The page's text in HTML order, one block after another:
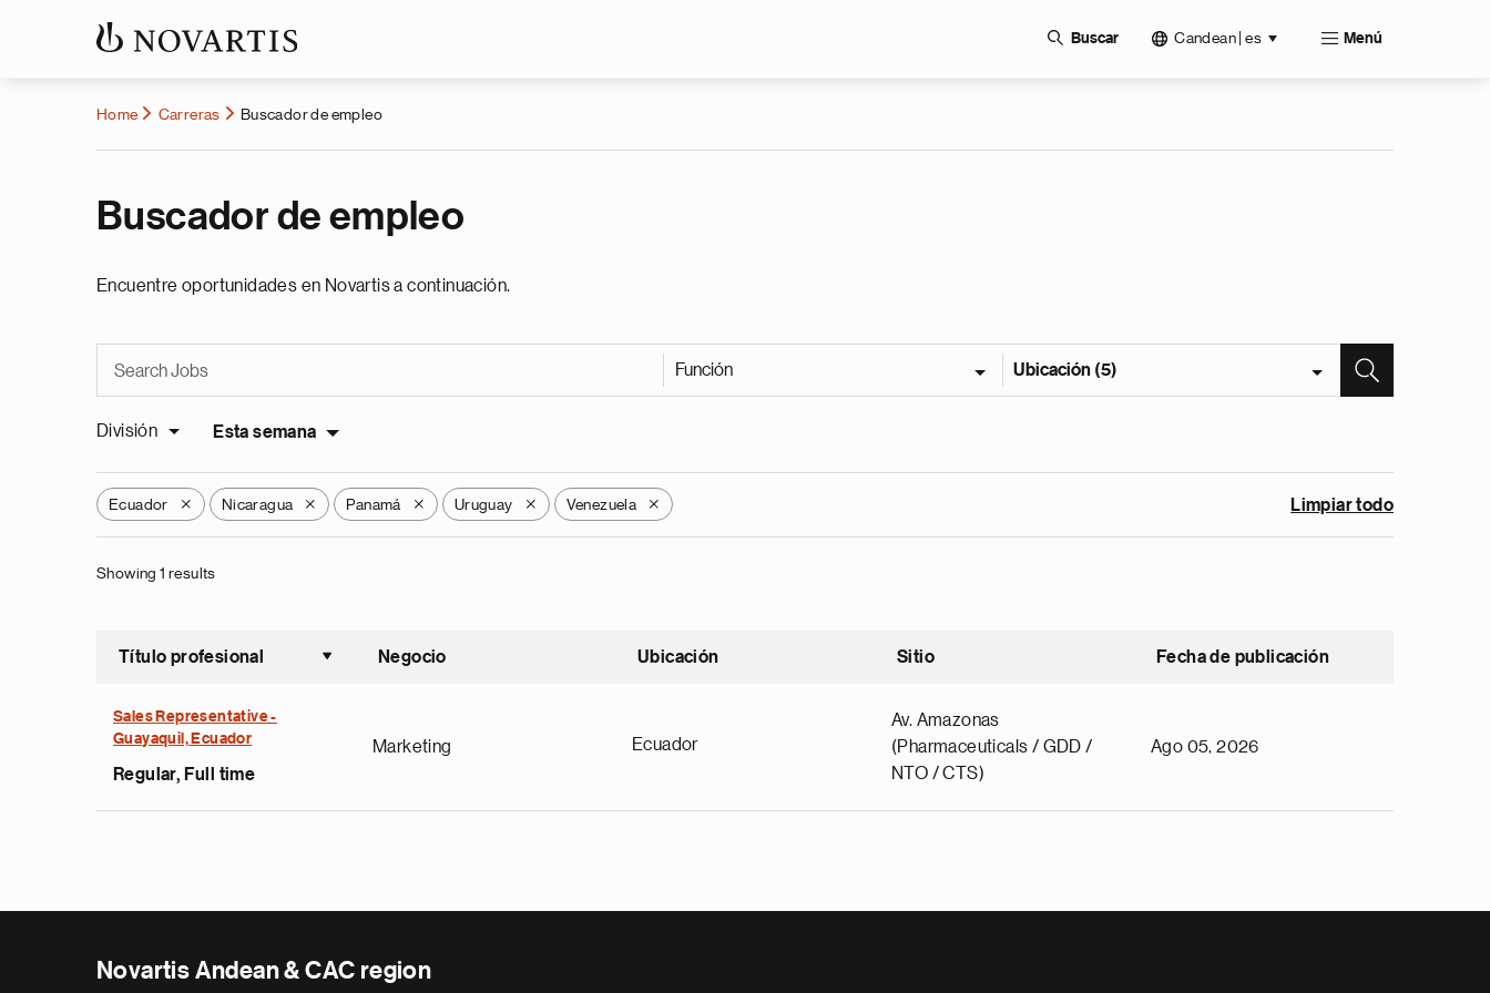
Buscar Candean | es Menú
Home Carreras Buscador de empleo
Buscador de empleo
Encuentre oportunidades en Novartis a continuación.
Función Ubicación (5)
División Esta semana
Ecuador X Nicaragua X Panamá X Uruguay X Venezuela X Limpiar todo
Showing 1 results
Título profesional
Ordenar ascendente
Negocio Ubicación Sitio Fecha de publicación
Sales Representative -
Guayaquil, Ecuador
Regular, Full time
Marketing Ecuador
Av. Amazonas
(Pharmaceuticals / GDD /
NTO / CTS)
Ago 05, 2026
Novartis Andean & CAC region